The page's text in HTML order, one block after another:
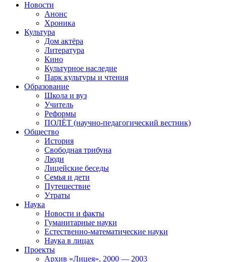
Новости
Анонс
Хроника
Культура
Дом актёра
Литература
Кино
Культурное наследие
Парк культуры и чтения
Образование
Школа и вуз
Учитель
Реформы
ПОЛЁТ (научно-педагогический вестник)
Общество
История
Свободная трибуна
Люди
Лицейские беседы
Семья и дети
Путешествие
Утраты
Наука
Новости и факты
Гуманитарные науки
Естественно-математические науки
Наука в лицах
Проекты
Архив «Лицея». 2000 — 2003